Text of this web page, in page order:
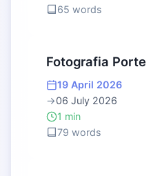
65 words
Fotografia Porte
19 April 2026
→06 July 2026
1 min
79 words